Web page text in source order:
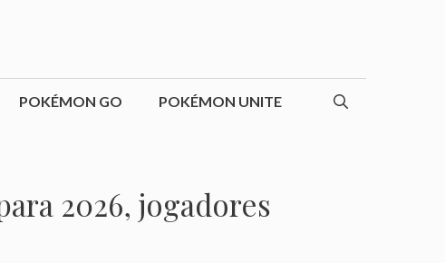
POKÉMON GO POKÉMON UNITE
2026, jogadores